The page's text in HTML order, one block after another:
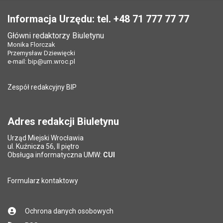
Ostatnio zaktualizował:
Data ostatniej aktualizacji:
Twój adres e-mail Pole wymagane
Tytuł e-mailaPole wymagane
*
Adres e-mail znajomego
Pytanie antyspamowe
*
Pole wymagane
Informacja Urzędu: tel. +48 71 777 77 77
Główni redaktorzy Biuletynu
Monika Florczak
Przemysław Dziewięcki
e-mail: bip@um.wroc.pl
Zespół redakcyjny BIP
Adres redakcji Biuletynu
Urząd Miejski Wrocławia
ul. Kuźnicza 56, II piętro
Obsługa informatyczna UMW: CUI
Formularz kontaktowy
Ochrona danych osobowych